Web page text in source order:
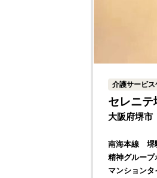
介護サービス
セレニテ
大阪府堺
南海本線 堺
精神グループ
マンションタ